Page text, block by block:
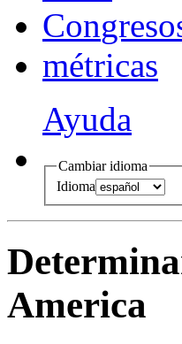
Con
métricas
Ayuda
Cambiar idioma
Idioma
America